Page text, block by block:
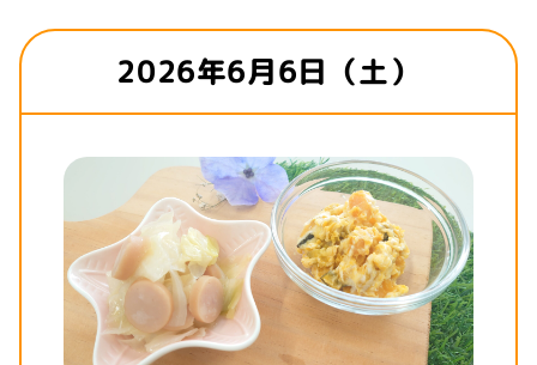
2026年6月6日（土）